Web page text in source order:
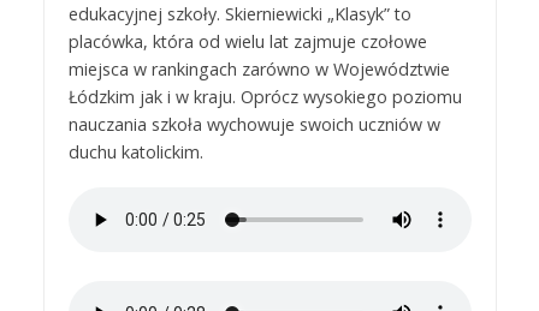
edukacyjnej szkoły. Skierniewicki „Klasyk” to
placówka, która od wielu lat zajmuje czołowe
miejsca w rankingach zarówno w Województwie
Łódzkim jak i w kraju. Oprócz wysokiego poziomu
nauczania szkoła wychowuje swoich uczniów w
duchu katolickim.